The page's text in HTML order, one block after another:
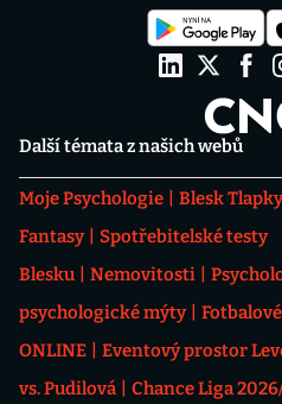
Další témata z našich webů
Moje Psychologie Blesk Tlapky
Fantasy
Spotřebitelské testy
Blesku
Nemovitosti
psychologické mýty
ONLINE
Eventový prostor
vs. Pudilová
Chance Liga